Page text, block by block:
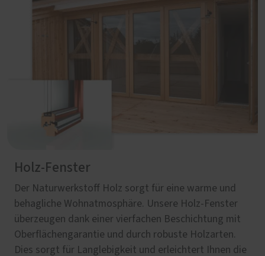
Holz-Fenster
Der Naturwerkstoff Holz sorgt für eine warme und
behagliche Wohnatmosphäre. Unsere Holz-Fenster
überzeugen dank einer vierfachen Beschichtung mit
Oberflächengarantie und durch robuste Holzarten.
Dies sorgt für Langlebigkeit und erleichtert Ihnen die